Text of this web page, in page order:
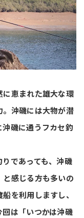
に恵まれた雄大な環
沖磯には大物が潜
磯に通うフカセ釣
であっても、沖磯
感じる方も多いの
を利用しますし、
は「いつかは沖磯